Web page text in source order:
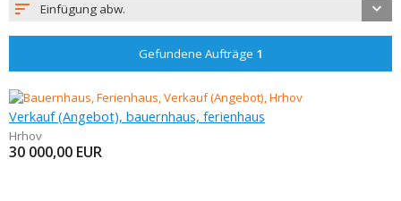
Einfügung abw.
Gefundene Aufträge 1
Verkauf (Angebot), bauernhaus, ferienhaus
Hrhov
30 000,00 EUR